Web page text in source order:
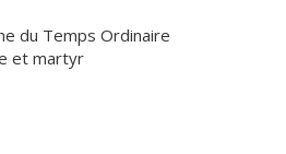
du Temps Ordinaire
et martyr